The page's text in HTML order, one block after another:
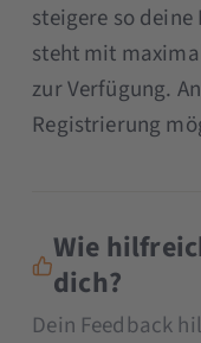
steigere so
steht mit
zur Verfügung.
Registrierung
Wie
dich?
Dein Feedback